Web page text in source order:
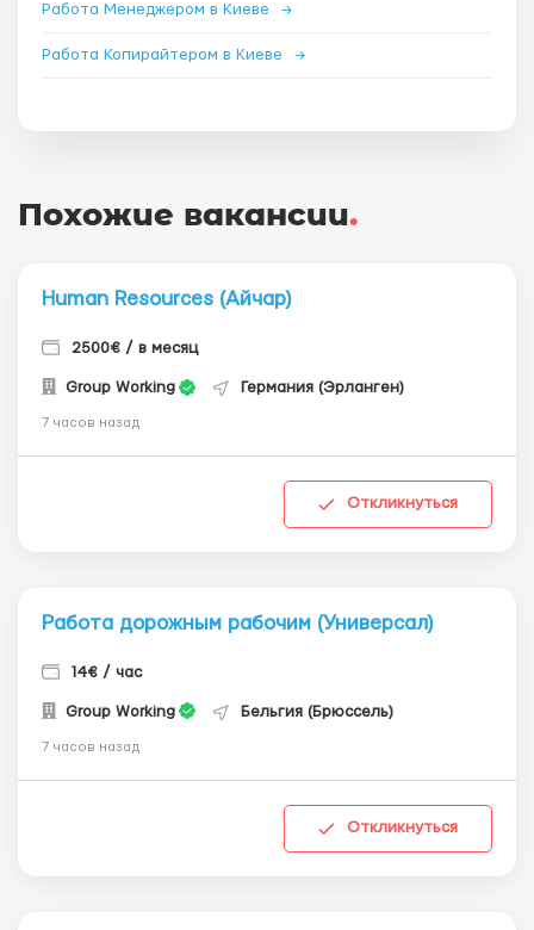
Работа Менеджером в Киеве →
Работа Копирайтером в Киеве →
Похожие вакансии.
Human Resources (Айчар)
2500€ / в месяц
Group Working Германия (Эрланген)
7 часов назад
Откликнуться
Работа дорожным рабочим (Универсал)
14€ / час
Group Working Бельгия (Брюссель)
7 часов назад
Откликнуться